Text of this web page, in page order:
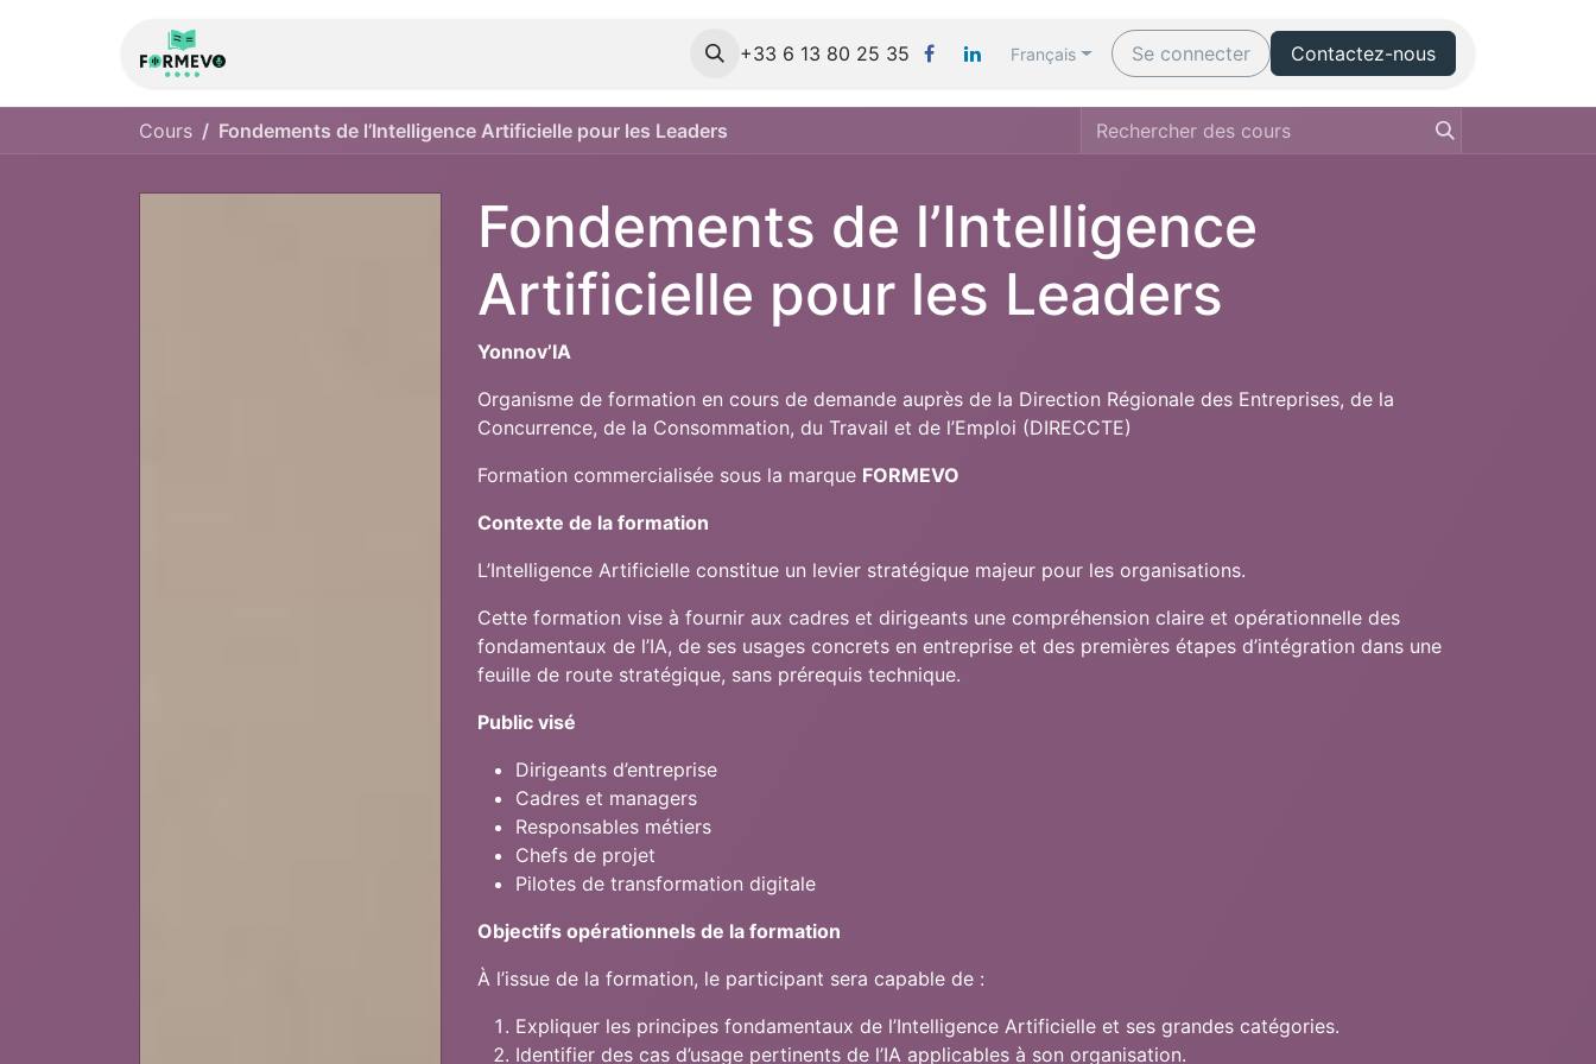
Formations Mes Cours Contact Événements Forum Modalités d’accès &
+33 6 13 80 25 35 Français Se connecter Contactez-nous
Cours Fondements de l’Intelligence Artificielle pour les Leaders
Fondements de l’Intelligence
Artificielle pour les Leaders
Yonnov’IA
Organisme de formation en cours de demande auprès de la Direction Régionale des Entreprises, de la
Concurrence, de la Consommation, du Travail et de l’Emploi (DIRECCTE)
Formation commercialisée sous la marque FORMEVO
Contexte de la formation
L’Intelligence Artificielle constitue un levier stratégique majeur pour les organisations.
Cette formation vise à fournir aux cadres et dirigeants une compréhension claire et opérationnelle des
fondamentaux de l’IA, de ses usages concrets en entreprise et des premières étapes d’intégration dans une
feuille de route stratégique, sans prérequis technique.
Public visé
Dirigeants d’entreprise
Cadres et managers
Responsables métiers
Chefs de projet
Pilotes de transformation digitale
Objectifs opérationnels de la formation
À l’issue de la formation, le participant sera capable de :
Expliquer les principes fondamentaux de l’Intelligence Artificielle et ses grandes catégories.
Identifier des cas d’usage pertinents de l’IA applicables à son organisation.